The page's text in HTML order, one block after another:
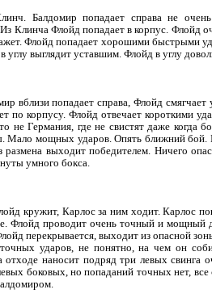
Балдомир попадает справа не
Клинча Флойд попадает в корпус. Флойд
Флойд попадает хорошими быстрыми
выглядит уставшим. Флойд в углу
вблизи попадает справа, Флойд
по корпусу. Флойд отвечает короткими
не Германия, где не свистят даже когда
Мало мощных ударов. Опять ближний бой.
выходит победителем. Ничего
умного бокса.
кружит, Карлос за ним ходит. Карлос
Флойд проводит очень точный и
перекрывается, выходит из опасной
ударов, не понятно, на чем он
наносит подряд три левых свинга
боковых, но попаданий точных нет,